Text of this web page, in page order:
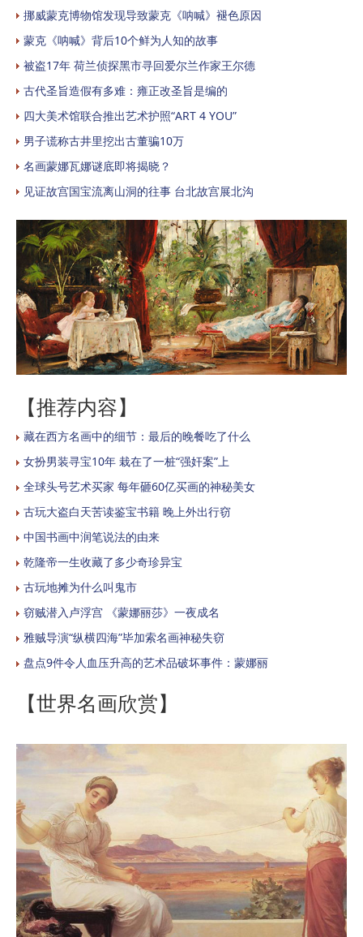
挪威蒙克博物馆发现导致蒙克《呐喊》褪色原因
蒙克《呐喊》背后10个鲜为人知的故事
被盗17年 荷兰侦探黑市寻回爱尔兰作家王尔德
古代圣旨造假有多难：雍正改圣旨是编的
四大美术馆联合推出艺术护照“ART 4 YOU”
男子谎称古井里挖出古董骗10万
名画蒙娜瓦娜谜底即将揭晓？
见证故宫国宝流离山洞的往事 台北故宫展北沟
【推荐内容】
藏在西方名画中的细节：最后的晚餐吃了什么
女扮男装寻宝10年 栽在了一桩“强奸案”上
全球头号艺术买家 每年砸60亿买画的神秘美女
古玩大盗白天苦读鉴宝书籍 晚上外出行窃
中国书画中润笔说法的由来
乾隆帝一生收藏了多少奇珍异宝
古玩地摊为什么叫鬼市
窃贼潜入卢浮宫 《蒙娜丽莎》一夜成名
雅贼导演“纵横四海”毕加索名画神秘失窃
盘点9件令人血压升高的艺术品破坏事件：蒙娜丽
【世界名画欣赏】